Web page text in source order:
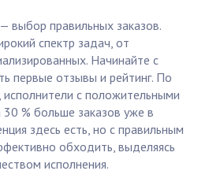
выбор правильных заказов.
спектр задач, от
Начинайте с
первые отзывы и рейтинг. По
с положительными
% больше заказов уже в
здесь есть, но с правильным
обходить, выделяясь
исполнения.